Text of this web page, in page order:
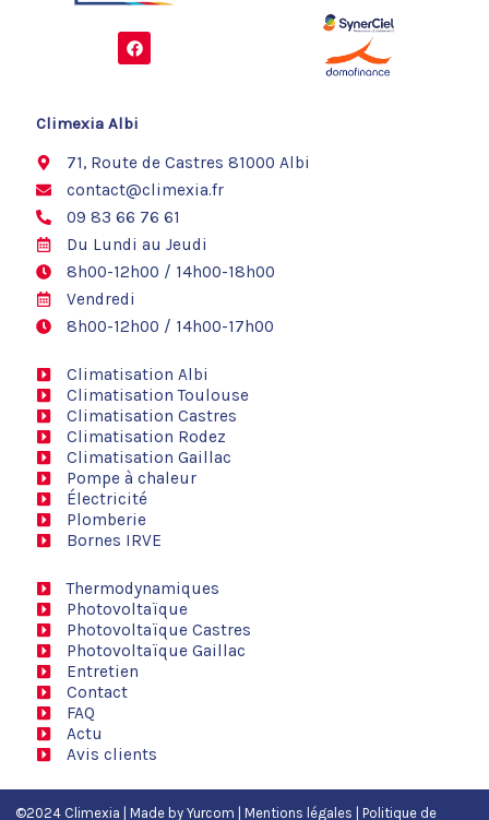
F
a
c
o
Climexia Albi
71, Route de Castres 81000 Albi
contact@climexia.fr
09 83 66 76 61
Du Lundi au Jeudi
8h00-12h00 / 14h00-18h00
Vendredi
8h00-12h00 / 14h00-17h00
Climatisation Albi
Climatisation Toulouse
Climatisation Castres
Climatisation Rodez
Climatisation Gaillac
Pompe à chaleur
Électricité
Plomberie
Bornes IRVE
Thermodynamiques
Photovoltaïque
Photovoltaïque Castres
Photovoltaïque Gaillac
Entretien
Contact
FAQ
Actu
Avis clients
©2024 Climexia | Made byYurcom Mentions légales Politique de